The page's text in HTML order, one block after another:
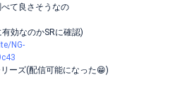
て良さそうなの
効なのかSRに確認)
NG-
ーズ(配信可能になった😁)